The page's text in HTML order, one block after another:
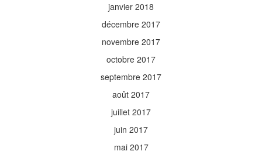
janvier 2018
décembre 2017
novembre 2017
octobre 2017
septembre 2017
août 2017
juillet 2017
juin 2017
mai 2017